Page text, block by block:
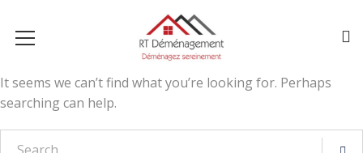
It seems we can’t find what you’re looking for. Perhaps
searching can help.